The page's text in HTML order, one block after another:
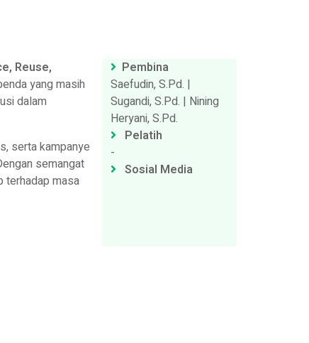
Reuse,
yang masih
dalam
serta kampanye
semangat
terhadap masa
Pembina
Saefudin, S.Pd. |
Sugandi, S.Pd. | Nining
Heryani, S.Pd.
Pelatih
-
Sosial Media